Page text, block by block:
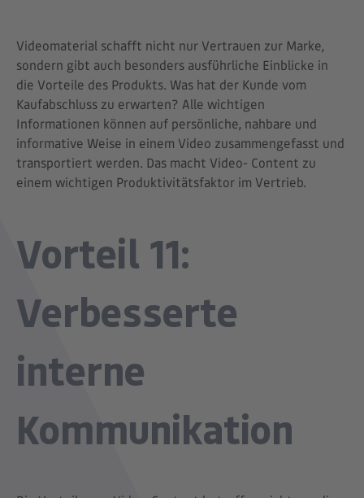
Videomaterial schafft nicht nur Vertrauen zur Marke,
sondern gibt auch besonders ausführliche Einblicke in
die Vorteile des Produkts. Was hat der Kunde vom
Kaufabschluss zu erwarten? Alle wichtigen
Informationen können auf persönliche, nahbare und
informative Weise in einem Video zusammengefasst und
transportiert werden. Das macht Video- Content zu
einem wichtigen Produktivitätsfaktor im Vertrieb.
Vorteil 11:
Verbesserte
interne
Kommunikation